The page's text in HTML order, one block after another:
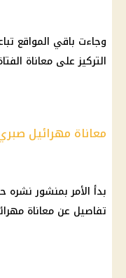
وجاءت باقي المواقع
التركيز على معاناة
معاناة مهرائيل
تفاصيل عن معاناة